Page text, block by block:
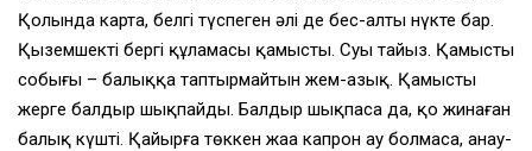
Қолында карта, белгі түспеген әлі де бес-алты нүкте бар.
Қыземшектің бергі құламасы қамысты. Суы тайыз. Қамыстың
собығы – балыққа таптырмайтын жем-азық. Қамысты
жерге балдыр шықпайды. Балдыр шықпаса да, қоң жинаған
балық күшті. Қайырға төккен жаңа капрон ау болмаса, анау-